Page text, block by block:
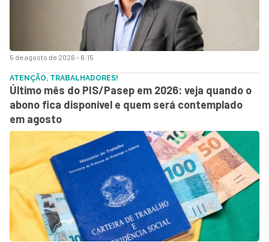
5 de agosto de 2026 - 6:15
ATENÇÃO, TRABALHADORES!
Último mês do PIS/Pasep em 2026: veja quando o
abono fica disponível e quem será contemplado
em agosto